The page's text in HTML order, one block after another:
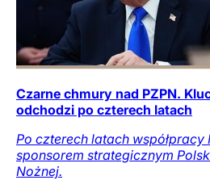
Czarne chmury nad PZPN.
odchodzi po czterech latach
Po czterech latach współpracy
sponsorem strategicznym
Nożnej.